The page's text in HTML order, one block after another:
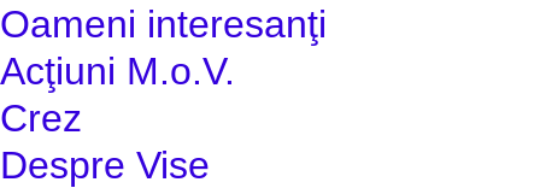
Oameni interesanţi
Acţiuni M.o.V.
Crez
Despre Vise